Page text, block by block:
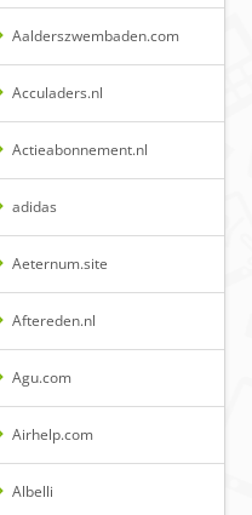
Aalderszwembaden.com
Acculaders.nl
Actieabonnement.nl
adidas
Aeternum.site
Aftereden.nl
Agu.com
Airhelp.com
Albelli